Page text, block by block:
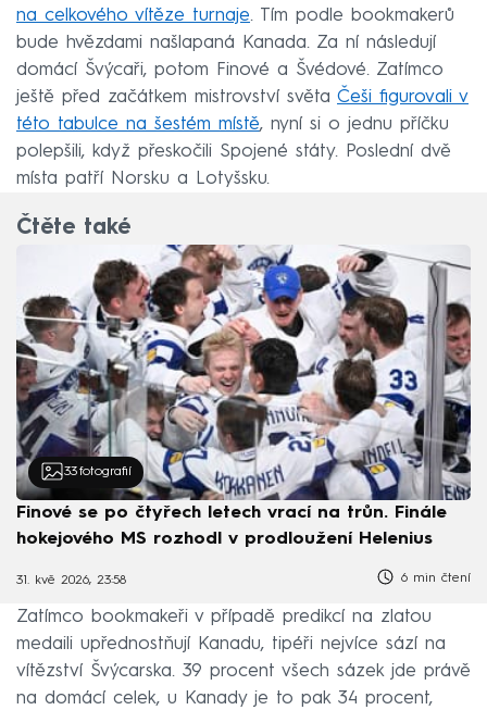
na celkového vítěze turnaje. Tím podle bookmakerů
bude hvězdami našlapaná Kanada. Za ní následují
domácí Švýcaři, potom Finové a Švédové. Zatímco
ještě před začátkem mistrovství světa Češi figurovali v
této tabulce na šestém místě, nyní si o jednu příčku
polepšili, když přeskočili Spojené státy. Poslední dvě
místa patří Norsku a Lotyšsku.
Čtěte také
33 fotografií
Finové se po čtyřech letech vrací na trůn. Finále
hokejového MS rozhodl v prodloužení Helenius
31. kvě 2026, 23:58 6 min čtení
Zatímco bookmakeři v případě predikcí na zlatou
medaili upřednostňují Kanadu, tipéři nejvíce sází na
vítězství Švýcarska. 39 procent všech sázek jde právě
na domácí celek, u Kanady je to pak 34 procent,